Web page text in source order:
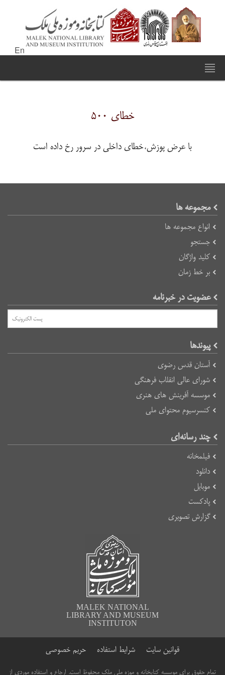
En
خطای ۵۰۰
با عرض پوزش،خطای داخلی در سرور رخ داده است
مجموعه ها
انواع مجموعه ها
جستجو
کلید واژگان
بر خط زمان
عضویت در خبرنامه
پیوند‌ها
آستان قدس رضوی
شورای عالی انقلاب فرهنگی
موسسه آفرینش های هنری
کنسرسیوم محتوای ملی
چند رسانه‌ای
فیلمخانه
دانلود
موبایل
پادکست
گزارش تصویری
MALEK NATIONAL
LIBRARY AND MUSEUM
INSTITUTON
قوانین سایت شرایط استفاده حریم خصوصی
تمام حقوق برای موسسه کتابخانه و موزه ملی ملک محفوظ است. ارجاع و استفاده موردی از